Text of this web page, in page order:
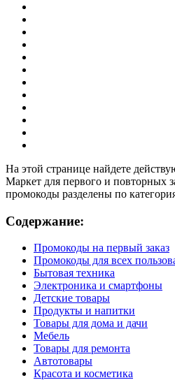
На этой странице найдете
Маркет для первого и повторных
промокоды разделены по
Содержание:
Промокоды на первый заказ
Промокоды для всех
Бытовая техника
Электроника и смартфоны
Детские товары
Продукты и напитки
Товары для дома и дачи
Мебель
Товары для ремонта
Автотовары
Красота и косметика